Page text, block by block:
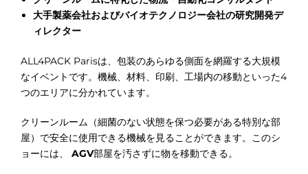
大手製薬会社およびバイオテクノロジー会社の研究開発デ
ィレクター
ALL4PACK Parisは、包装のあらゆる側面を網羅する大規模
なイベントです。機械、材料、印刷、工場内の移動といった4
つのエリアに分かれています。
クリーンルーム（細菌のない状態を保つ必要がある特別な部
屋）で安全に使用できる機械を見ることができます。このシ
ョーには、 AGV部屋を汚さずに物を移動できる。